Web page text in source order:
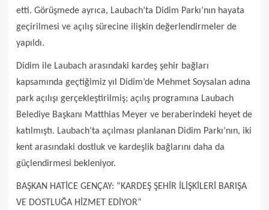
etti. Görüşmede ayrıca, Laubach’ta Didim Parkı’nın hayata
geçirilmesi ve açılış sürecine ilişkin değerlendirmeler de
yapıldı.
Didim ile Laubach arasındaki kardeş şehir bağları
kapsamında geçtiğimiz yıl Didim’de Mehmet Soysalan adına
park açılışı gerçekleştirilmiş; açılış programına Laubach
Belediye Başkanı Matthias Meyer ve beraberindeki heyet de
katılmıştı. Laubach’ta açılması planlanan Didim Parkı’nın, iki
kent arasındaki dostluk ve kardeşlik bağlarını daha da
güçlendirmesi bekleniyor.
BAŞKAN HATİCE GENÇAY: “KARDEŞ ŞEHİR İLİŞKİLERİ BARIŞA
VE DOSTLUĞA HİZMET EDİYOR”